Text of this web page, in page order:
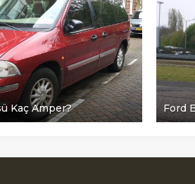
Kaç Amper? Ford